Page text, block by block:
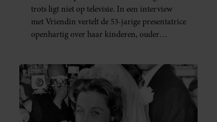
trots ligt niet op televisie. In een interview
met Vriendin vertelt de 53-jarige presentatrice
openhartig over haar kinderen, ouder
welke levenslessen haar vandaag de dag het
meest bezighouden.